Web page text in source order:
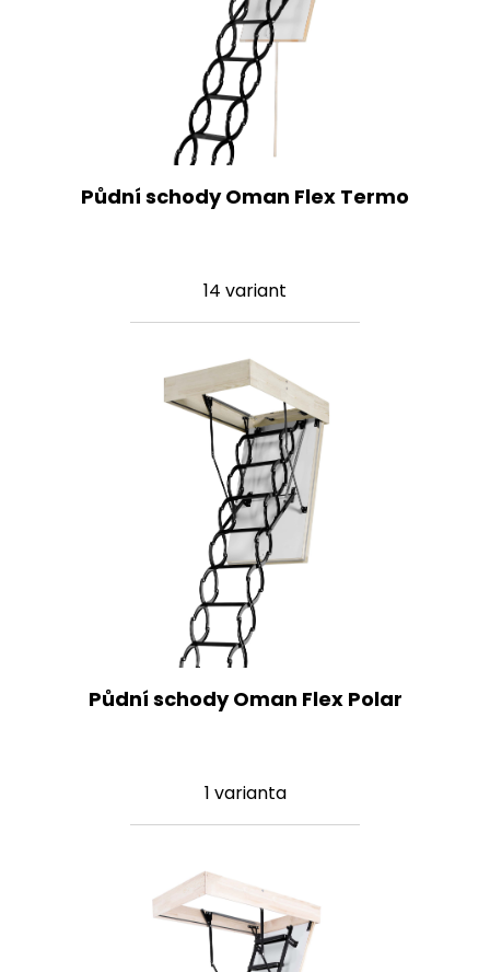
Půdní schody Oman Flex Termo
14 variant
Půdní schody Oman Flex Polar
1 varianta